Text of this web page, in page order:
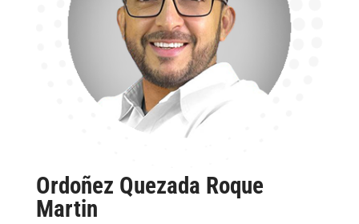
Ordoñez Quezada Roque
Martin